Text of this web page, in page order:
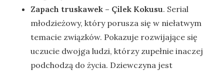
Zapach truskawek – Çilek Kokusu. Serial
młodzieżowy, który porusza się w niełatwym
temacie związków. Pokazuje rozwijające się
uczucie dwojga ludzi, którzy zupełnie inaczej
podchodzą do życia. Dziewczyna jest